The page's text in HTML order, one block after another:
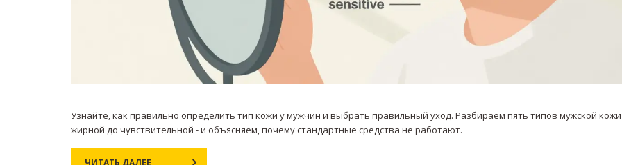
Узнайте, как правильно определить тип кожи у мужчин и выбрать правильный уход. Разбираем пять типов мужской кожи
жирной до чувствительной - и объясняем, почему стандартные средства не работают.